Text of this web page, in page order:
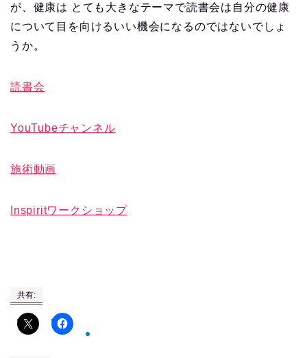
が、健康は とても大きなテーマで読書会は自分の健康
について目を向けるいい機会になるのではないでしょ
うか。
読書会
YouTubeチャンネル
施術動画
Inspiritワークショップ
共有: